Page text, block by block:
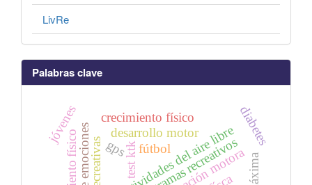
LivRe
Palabras clave
programas recreativos
actividades del aire libre
desarrollo motor
test ktk
gps
crecimiento físico
fútbol
jóvenes diabetes